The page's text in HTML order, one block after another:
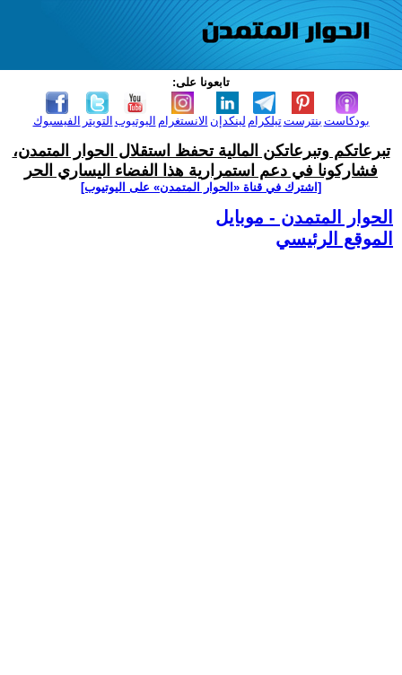
تابعونا على:
الفيسبوك التويتر اليوتيوب الانستغرام لينكدإن تيلكرامبنترست بودكاست
تبرعاتكم وتبرعاتكن المالية تحفظ استقلال الحوار المتمدن،
فشاركونا في دعم استمرارية هذا الفضاء اليساري الحر
[اشترك في قناة ‫«الحوار المتمدن» على اليوتيوب]
الحوار المتمدن - موبايل
الموقع الرئيسي